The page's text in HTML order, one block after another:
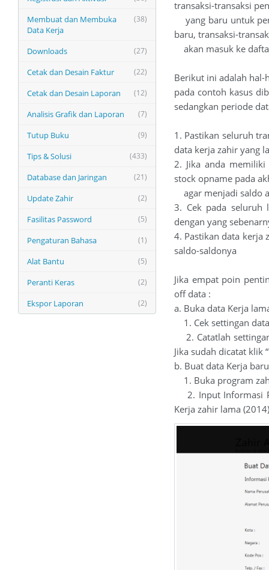
(38)
Membuat dan Membuka
Data Kerja
(27)
Downloads
(22)
Cetak dan Desain Faktur
(12)
Cetak dan Desain Laporan
(7)
Analisis Grafik dan Laporan
(9)
Tutup Buku
(433)
Tips & Solusi
(21)
Database dan Jaringan
(2)
Update Zahir
(5)
Fasilitas Password
(1)
Pengaturan Bahasa
(5)
Alat Bantu
(2)
Peranti Keras
(2)
Ekspor Laporan
transaksi-transaksi
yang baru untuk
baru, transaksi-
akan masuk ke
Berikut ini adalah
pada contoh kasus
sedangkan periode
1. Pastikan seluruh
data kerja zahir yang
2. Jika anda memiliki
stock opname pada
agar menjadi saldo
3. Cek pada seluruh
dengan yang
4. Pastikan data kerja
saldo-saldonya
Jika empat poin
off data :
a. Buka data Kerja
1. Cek settingan
2. Catatlah
Jika sudah dicatat klik
b. Buat data Kerja
1. Buka program
2. Input Informasi
Kerja zahir lama